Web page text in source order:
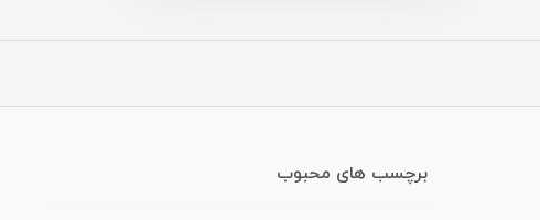
برچسب های محبوب